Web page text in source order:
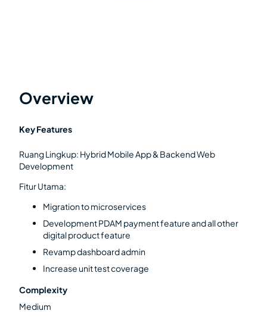
Overview
Key Features
Ruang Lingkup: Hybrid Mobile App & Backend Web
Development
Fitur Utama:
Migration to microservices
Development PDAM payment feature and all other
digital product feature
Revamp dashboard admin
Increase unit test coverage
Complexity
Medium